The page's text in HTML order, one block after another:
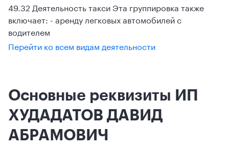
49.32 Деятельность такси Эта группировка также
включает: - аренду легковых автомобилей с
водителем
Перейти ко всем видам деятельности
Основные реквизиты ИП
ХУДАДАТОВ ДАВИД
АБРАМОВИЧ